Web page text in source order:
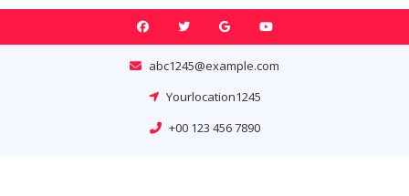
Skip
abc1245@example.com
Yourlocation1245
+00 123 456 7890